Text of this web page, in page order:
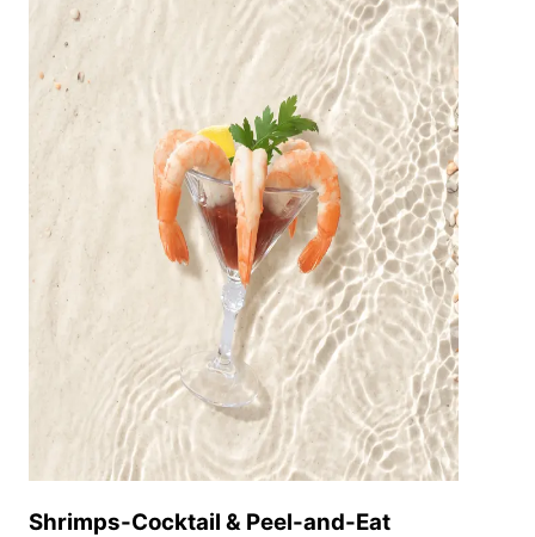
Shrimps-Cocktail & Peel-and-Eat